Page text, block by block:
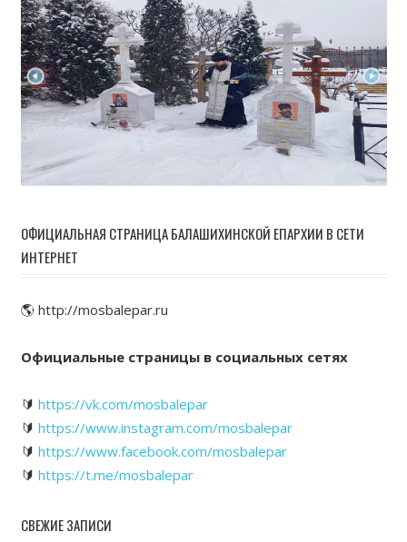
ОФИЦИАЛЬНАЯ СТРАНИЦА БАЛАШИХИНСКОЙ ЕПАРХИИ В СЕТИ
ИНТЕРНЕТ
🌎 http://mosbalepar.ru
Официальные страницы в социальных сетях
🔰 https://vk.com/mosbalepar
🔰 https://www.instagram.com/mosbalepar
🔰 https://www.facebook.com/mosbalepar
🔰 https://t.me/mosbalepar
СВЕЖИЕ ЗАПИСИ